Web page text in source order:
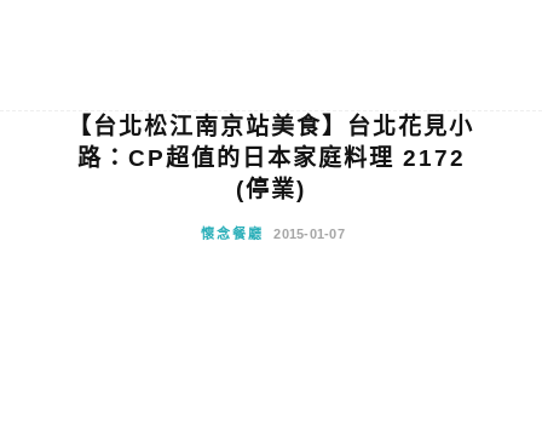
【台北松江南京站美食】台北花見小
路：CP超值的日本家庭料理 2172
(停業)
懷念餐廳 2015-01-07